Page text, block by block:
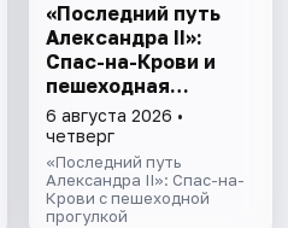
«Последний путь
Александра II»:
Спас-на-Крови и
пешеходная
прогулка
6 августа 2026 •
четверг
«Последний путь
Александра II»: Спас-на-
Крови с пешеходной
прогулкой